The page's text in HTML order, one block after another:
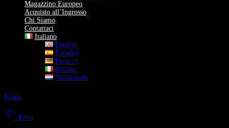
Magazzino Europeo
Acquisto all’Ingrosso
Chi Siamo
Contattaci
Italiano
English
Español
Deutsch
Italiano
Nederlands
Home
Filtri